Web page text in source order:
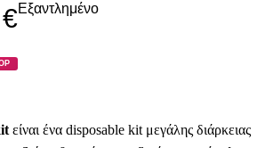
€Εξαντλημένο
είναι ένα disposable kit μεγάλης διάρκειας